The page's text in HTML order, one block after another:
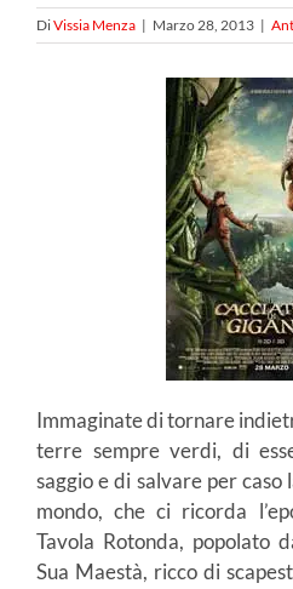
DiVissia Menza | Marzo 28, 2013 |
Immaginate di tornare
terre sempre verdi, di
saggio e di salvare per caso
mondo, che ci ricorda
Tavola Rotonda, popolato
Sua Maestà, ricco di